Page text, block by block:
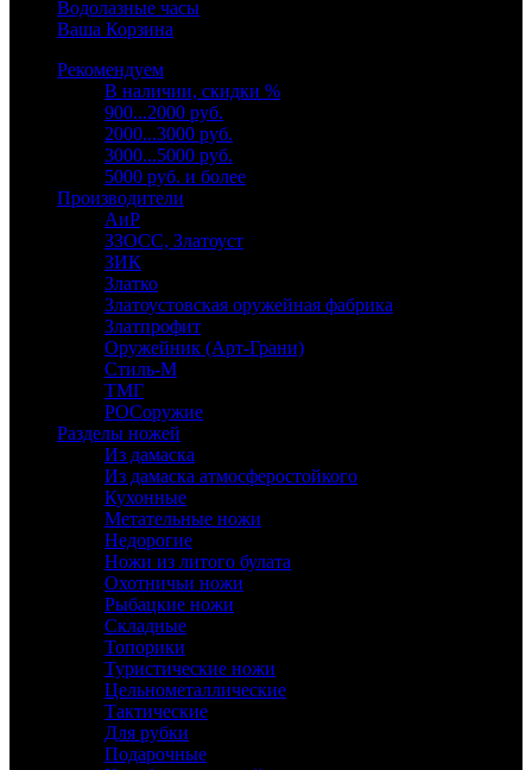
Водолазные часы
Ваша Корзина
Рекомендуем
В наличии, скидки %
900...2000 руб.
2000...3000 руб.
3000...5000 руб.
5000 руб. и более
Производители
АиР
ЗЗОСС, Златоуст
ЗИК
Златко
Златоустовская оружейная фабрика
Златпрофит
Оружейник (Арт-Грани)
Стиль-М
ТМГ
РОСоружие
Разделы ножей
Из дамаска
Из дамаска атмосферостойкого
Кухонные
Метательные ножи
Недорогие
Ножи из литого булата
Охотничьи ножи
Рыбацкие ножи
Складные
Топорики
Туристические ножи
Цельнометаллические
Тактические
Для рубки
Подарочные